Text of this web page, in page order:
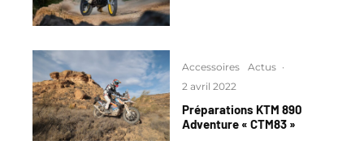
Accessoires Actus ·
2 avril 2022
Préparations KTM 890
Adventure « CTM83 »